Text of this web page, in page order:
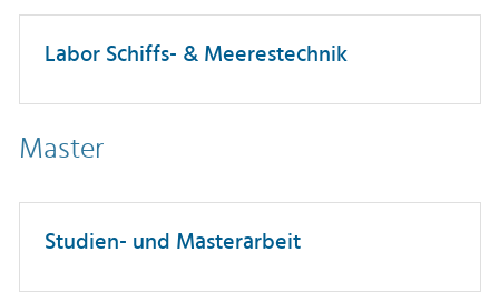
Labor Schiffs- & Meerestechnik
Master
Studien- und Masterarbeit